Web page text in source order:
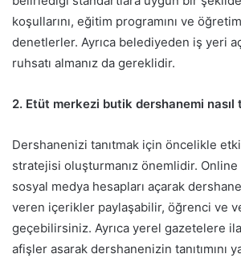
koşullarını, eğitim programını ve
denetlerler. Ayrıca belediyeden iş yeri
ruhsatı almanız da gereklidir.
2. Etüt merkezi butik dershanemi nasıl
Dershanenizi tanıtmak için öncelikle
stratejisi oluşturmanız önemlidir.
sosyal medya hesapları açarak
veren içerikler paylaşabilir, öğrenci ve
geçebilirsiniz. Ayrıca yerel gazetelere
afişler asarak dershanenizin tanıtımını